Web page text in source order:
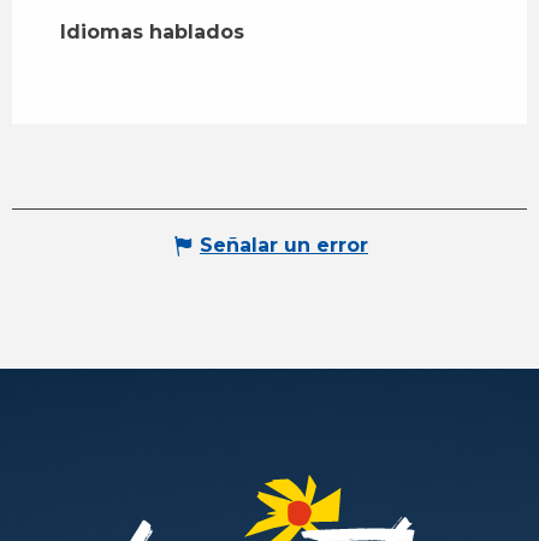
Idiomas hablados
Idiomas hablados
Señalar un error